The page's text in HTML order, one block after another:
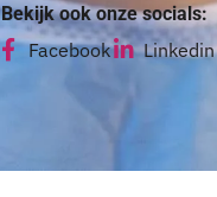
Bekijk ook onze socials:
Facebook Linkedin